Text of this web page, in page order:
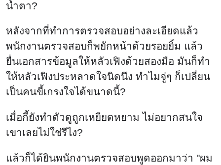
แล้วก็ได้ยินพนักงานตรวจสอบพูดออกมาว่า "ผม